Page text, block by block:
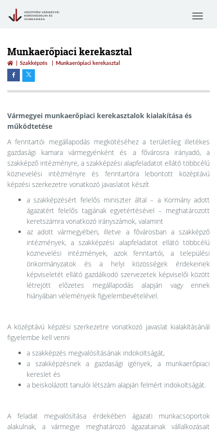
Toggle
Munkaerőpiaci kerekasztal
Szakképzés Munkaerőpiaci kerekasztal
Vármegyei munkaerőpiaci kerekasztalok kialakítása és
működtetése
A fenntartói megállapodás megkötéséhez a területileg illetékes
gazdasági kamara vármegyénként és a fővárosra irányadó, a
szakképző intézményre, a szakképzési alapfeladatot ellátó többcélú
köznevelési intézményre és fenntartóra lebontott középtávú
képzési szerkezetre vonatkozó javaslatot készít
a szakképzésért felelős miniszter által – a Kormány adott
ágazatért felelős tagjának egyetértésével – meghatározott
keretszámra vonatkozó irányszámok, valamint
az adott vármegyében, illetve a fővárosban a szakképző
intézmények, a szakképzési alapfeladatot ellátó többcélú
köznevelési intézmények, azok fenntartói, a települési
önkormányzatok és a helyi közösségek érdekeinek
képviseletét ellátó gazdálkodó szervezetek képviselői között
létrejött előzetes megállapodás alapján vagy ennek
hiányában véleményeik figyelembevételével.
A középtávú képzési szerkezetre vonatkozó javaslat kialakításánál
figyelembe kell venni
a szakképzés megvalósításának indokoltságát,
a szakképzésnek a gazdasági igények, a munkaerőpiaci
kereslet és
a beiskolázott tanulói létszám alapján felmért indokoltságát.
A feladat megvalósítása érdekében ágazati munkacsoportok
alakulnak, a vármegye meghatározó ágazatainak vállalkozásait